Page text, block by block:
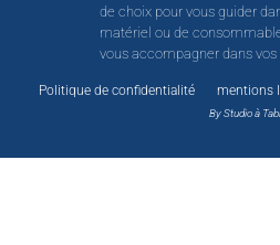
de choix pour vous guider
matériel ou de
vous accompagner dans vos
Politique de confidentialité mentions
By Studio à